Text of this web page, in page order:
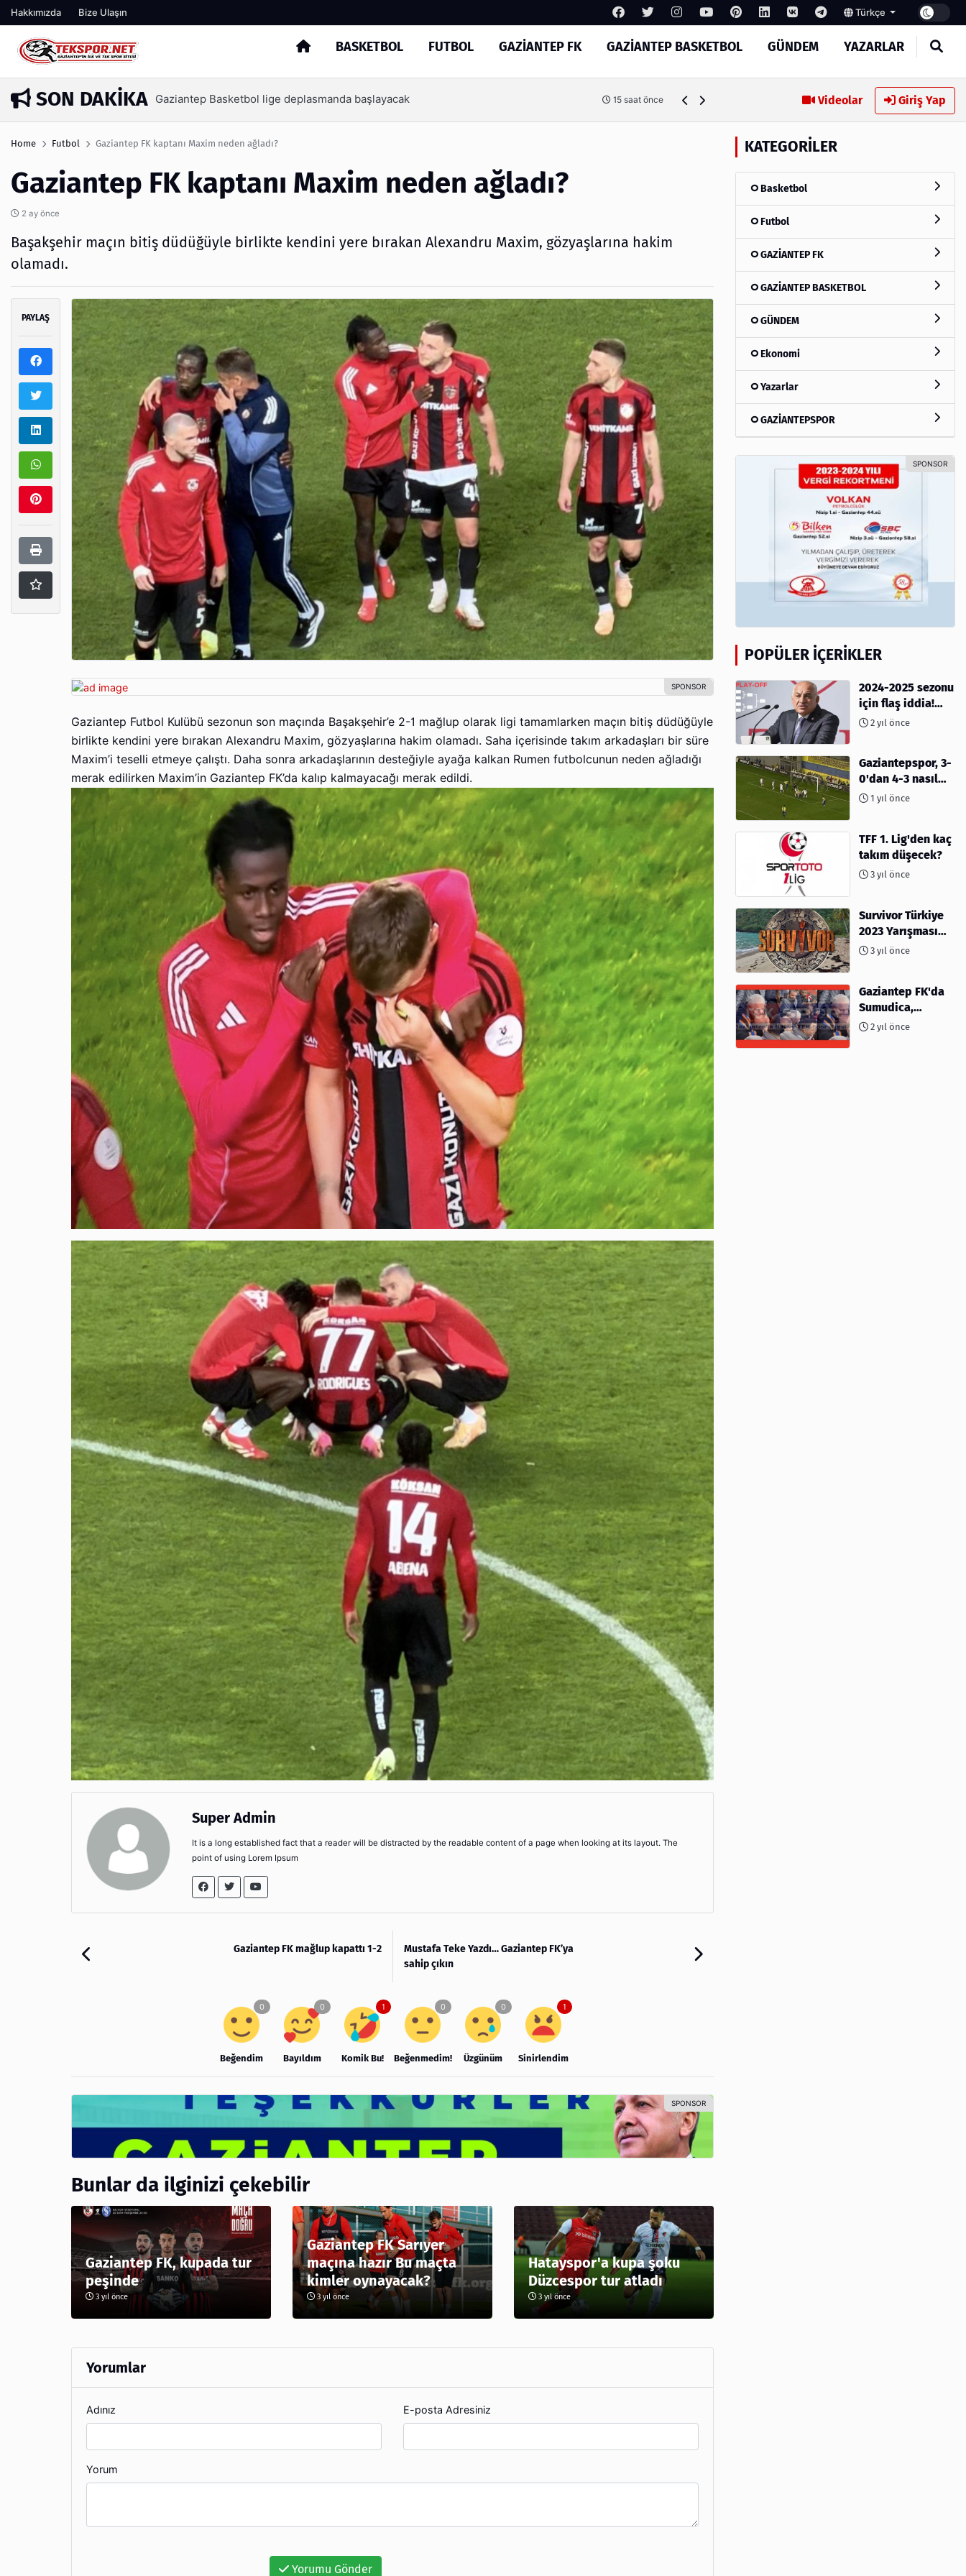
Hakkımızda Bize Ulaşın Türkçe
BASKETBOL FUTBOL GAZİANTEP FK GAZİANTEP BASKETBOL GÜNDEM YAZARLAR
Arama
SON DAKIKA
15 saat önce İşte Tekspor farkıyla Gaziantep Basketbol’un yeni yönetimi 1 gün önce Memik Yılmaz: "Daha güzel bir futbol seyrettirmek için
Videolar Giriş Yap
Home Futbol Gaziantep FK kaptanı Maxim neden ağladı?
Gaziantep FK kaptanı Maxim neden ağladı?
2 ay önce
Başakşehir maçın bitiş düdüğüyle birlikte kendini yere bırakan Alexandru Maxim, gözyaşlarına hakim
olamadı.
PAYLAŞ
Gaziantep Futbol Kulübü sezonun son maçında Başakşehir’e 2-1 mağlup olarak ligi tamamlarken maçın bitiş düdüğüyle
birlikte kendini yere bırakan Alexandru Maxim, gözyaşlarına hakim olamadı. Saha içerisinde takım arkadaşları bir süre
Maxim’i teselli etmeye çalıştı. Daha sonra arkadaşlarının desteğiyle ayağa kalkan Rumen futbolcunun neden ağladığı
merak edilirken Maxim’in Gaziantep FK’da kalıp kalmayacağı merak edildi.
Super Admin
It is a long established fact that a reader will be distracted by the readable content of a page when looking at its layout. The
point of using Lorem Ipsum
Gaziantep FK mağlup kapattı 1-2
Mustafa Teke Yazdı… Gaziantep FK’ya
sahip çıkın
Beğendim Bayıldım Komik Bu! Beğenmedim! Üzgünüm Sinirlendim
Bunlar da ilginizi çekebilir
Gaziantep FK, kupada tur
peşinde
3 yıl önce
Gaziantep FK Sarıyer
maçına hazır Bu maçta
kimler oynayacak?
3 yıl önce
Hatayspor'a kupa şoku
Düzcespor tur atladı
3 yıl önce
Yorumlar
Adınız E-posta Adresiniz
Yorum
Yorumu Gönder
KATEGORILER
Basketbol
Futbol
GAZİANTEP FK
GAZİANTEP BASKETBOL
GÜNDEM
Ekonomi
Yazarlar
GAZİANTEPSPOR
POPÜLER İÇERIKLER
2024-2025 sezonu
için flaş iddia!
Play-Off sistemi
2 yıl önce
Gaziantepspor, 3-
0'dan 4-3 nasıl
kaybetti?
1 yıl önce
TFF 1. Lig'den kaç
takım düşecek?
3 yıl önce
Survivor Türkiye
2023 Yarışması
İçin Geri Sayım
3 yıl önce
Gaziantep FK'da
Sumudica,
Başkanı
2 yıl önce